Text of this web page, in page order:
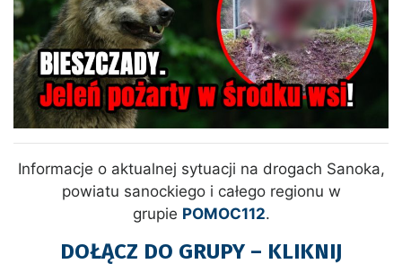
Informacje o aktualnej sytuacji na drogach Sanoka,
powiatu sanockiego i całego regionu w
grupie POMOC112.
DOŁĄCZ DO GRUPY – KLIKNIJ